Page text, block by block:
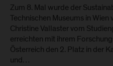
Zum 8. Mal wurde der
Technischen Museums in
Christine Vallaster vom
erreichten mit ihrem
Österreich den 2. Platz in der
und…